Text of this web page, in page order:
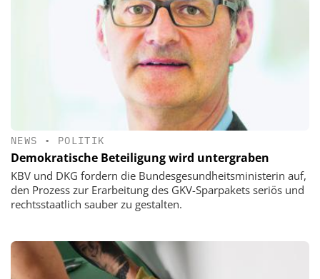
NEWS • POLITIK
Demokratische Beteiligung wird untergraben
KBV und DKG fordern die Bundesgesundheitsministerin auf,
den Prozess zur Erarbeitung des GKV-Sparpakets seriös und
rechtsstaatlich sauber zu gestalten.